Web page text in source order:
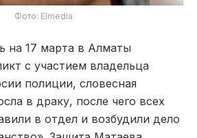
Фото: Elmedia
на 17 марта в Алматы
с участием владельца
полиции, словесная
в драку, после чего всех
в отдел и возбудили дело